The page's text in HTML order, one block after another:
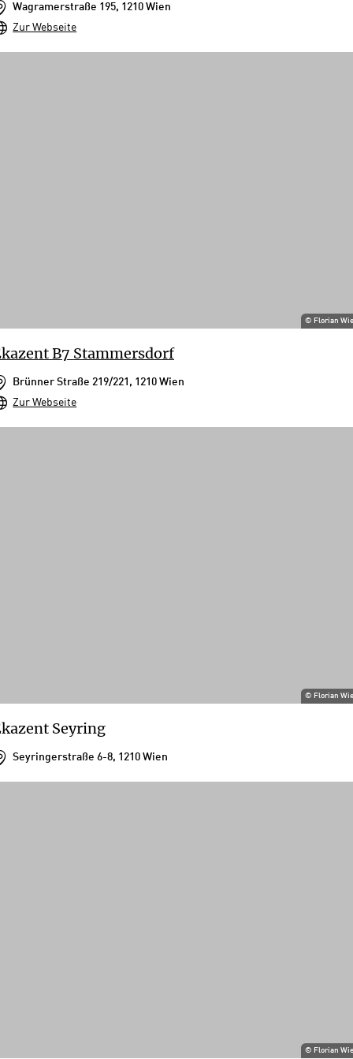
Wagramerstraße 195, 1210 Wien
Zur Webseite
© Florian
B7 Stammersdorf
Brünner Straße 219/221, 1210 Wien
Zur Webseite
© Florian
Seyring
Seyringerstraße 6-8, 1210 Wien
© Florian